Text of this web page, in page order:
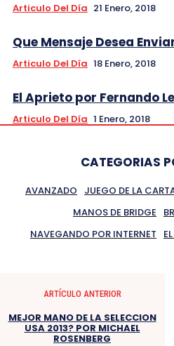
Articulo Del Día 21 Enero, 2018
Que Mensaje Desea
Articulo Del Día 18 Enero, 2018
El Aprieto por Fernando
Articulo Del Día 1 Enero, 2018
CATEGORIAS
AVANZADO JUEGO DE LA
MANOS DE BRIDGE
NAVEGANDO POR INTERNET
ARTÍCULO ANTERIOR
MEJOR MANO DE LA SELECCION
USA 2013? POR MICHAEL
ROSENBERG